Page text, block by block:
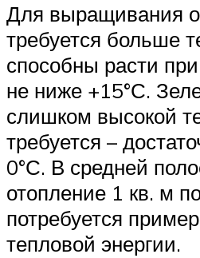
Для выращивания
требуется больше
способны расти
не ниже +15°С.
слишком высокой
требуется –
0°С. В средней
отопление 1 кв. м
потребуется
тепловой энергии.